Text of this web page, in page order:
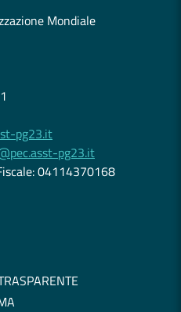
Mondiale
pg23.it
pg23.it
04114370168